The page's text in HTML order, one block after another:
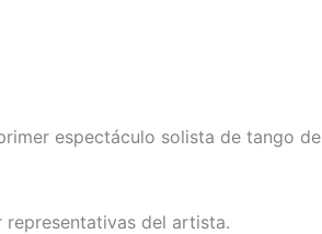
espectáculo solista de tango de
representativas del artista.